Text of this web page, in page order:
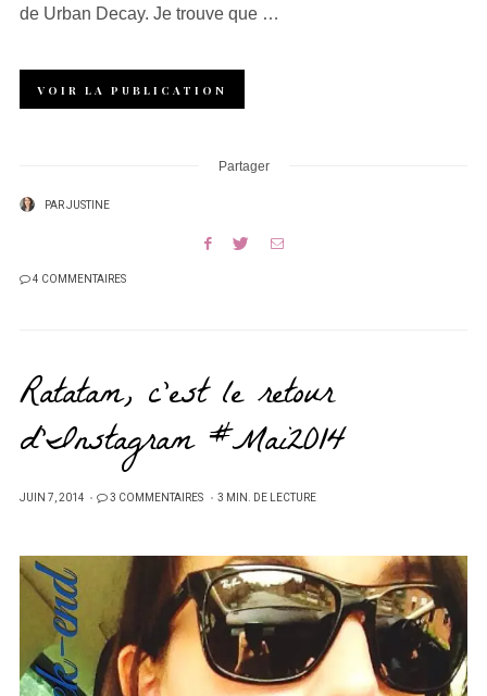
de Urban Decay. Je trouve que …
VOIR LA PUBLICATION
Partager
PARJUSTINE
4 COMMENTAIRES
Ratatam, c’est le retour
d’Instagram #Mai2014
PUBLIÉ
JUIN 7, 2014 3 COMMENTAIRES 3 MIN. DE LECTURE